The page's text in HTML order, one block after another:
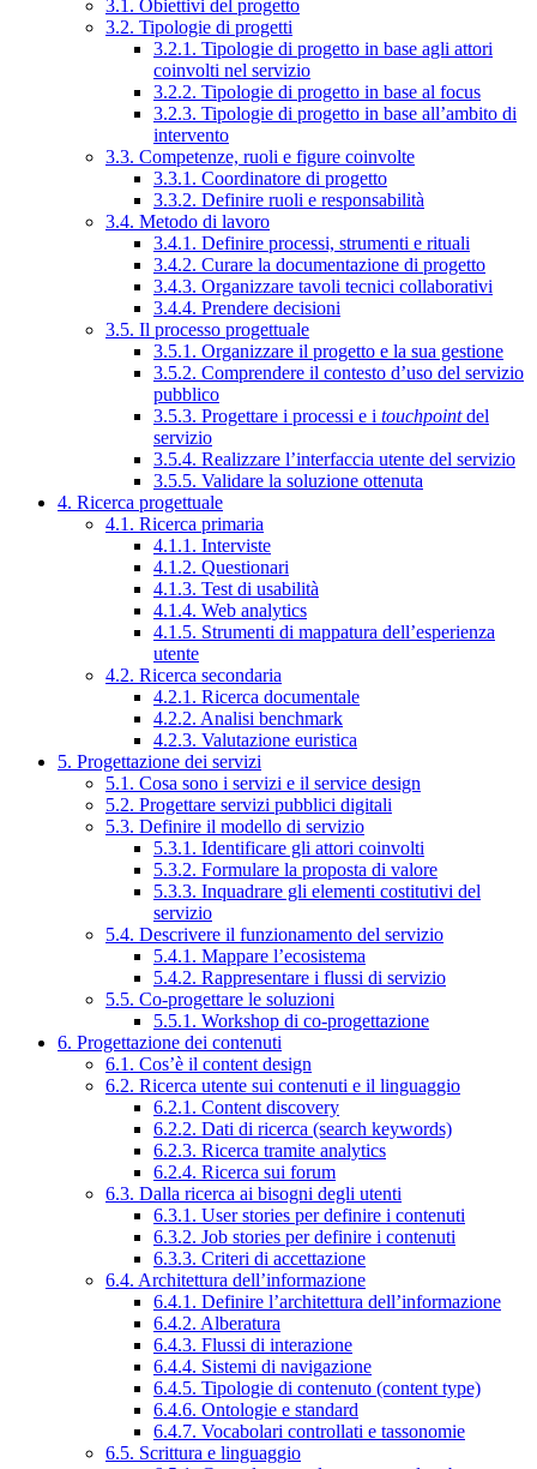
3.1. Obiettivi del progetto
3.2. Tipologie di progetti
3.2.1. Tipologie di progetto in base agli attori
coinvolti nel servizio
3.2.2. Tipologie di progetto in base al focus
3.2.3. Tipologie di progetto in base all’ambito di
intervento
3.3. Competenze, ruoli e figure coinvolte
3.3.1. Coordinatore di progetto
3.3.2. Definire ruoli e responsabilità
3.4. Metodo di lavoro
3.4.1. Definire processi, strumenti e rituali
3.4.2. Curare la documentazione di progetto
3.4.3. Organizzare tavoli tecnici collaborativi
3.4.4. Prendere decisioni
3.5. Il processo progettuale
3.5.1. Organizzare il progetto e la sua gestione
3.5.2. Comprendere il contesto d’uso del servizio
pubblico
3.5.3. Progettare i processi e i touchpointdel
servizio
3.5.4. Realizzare l’interfaccia utente del servizio
3.5.5. Validare la soluzione ottenuta
4. Ricerca progettuale
4.1. Ricerca primaria
4.1.1. Interviste
4.1.2. Questionari
4.1.3. Test di usabilità
4.1.4. Web analytics
4.1.5. Strumenti di mappatura dell’esperienza
utente
4.2. Ricerca secondaria
4.2.1. Ricerca documentale
4.2.2. Analisi benchmark
4.2.3. Valutazione euristica
5. Progettazione dei servizi
5.1. Cosa sono i servizi e il service design
5.2. Progettare servizi pubblici digitali
5.3. Definire il modello di servizio
5.3.1. Identificare gli attori coinvolti
5.3.2. Formulare la proposta di valore
5.3.3. Inquadrare gli elementi costitutivi del
servizio
5.4. Descrivere il funzionamento del servizio
5.4.1. Mappare l’ecosistema
5.4.2. Rappresentare i flussi di servizio
5.5. Co-progettare le soluzioni
5.5.1. Workshop di co-progettazione
6. Progettazione dei contenuti
6.1. Cos’è il content design
6.2. Ricerca utente sui contenuti e il linguaggio
6.2.1. Content discovery
6.2.2. Dati di ricerca (search keywords)
6.2.3. Ricerca tramite analytics
6.2.4. Ricerca sui forum
6.3. Dalla ricerca ai bisogni degli utenti
6.3.1. User stories per definire i contenuti
6.3.2. Job stories per definire i contenuti
6.3.3. Criteri di accettazione
6.4. Architettura dell’informazione
6.4.1. Definire l’architettura dell’informazione
6.4.2. Alberatura
6.4.3. Flussi di interazione
6.4.4. Sistemi di navigazione
6.4.5. Tipologie di contenuto (content type)
6.4.6. Ontologie e standard
6.4.7. Vocabolari controllati e tassonomie
6.5. Scrittura e linguaggio